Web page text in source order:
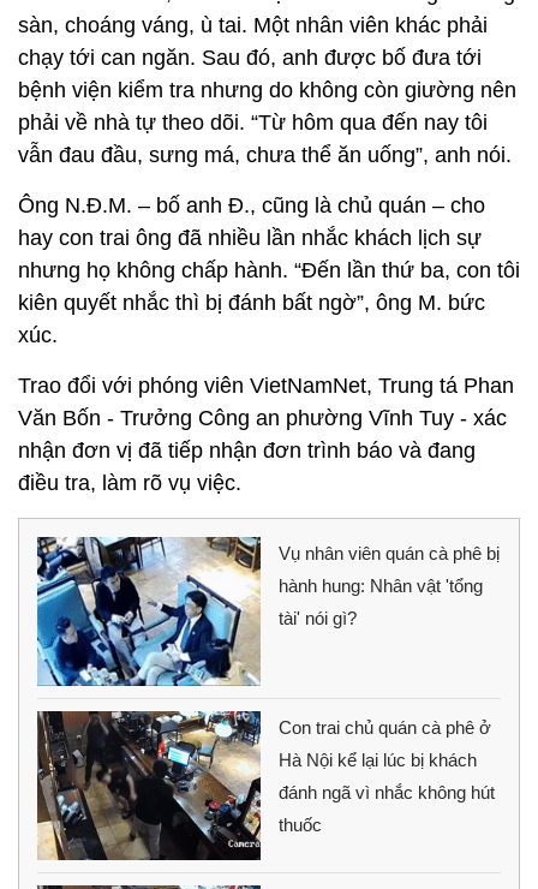
sàn, choáng váng, ù tai. Một nhân viên khác phải
chạy tới can ngăn. Sau đó, anh được bố đưa tới
bệnh viện kiểm tra nhưng do không còn giường nên
phải về nhà tự theo dõi. “Từ hôm qua đến nay tôi
vẫn đau đầu, sưng má, chưa thể ăn uống”, anh nói.
Ông N.Đ.M. – bố anh Đ., cũng là chủ quán – cho
hay con trai ông đã nhiều lần nhắc khách lịch sự
nhưng họ không chấp hành. “Đến lần thứ ba, con tôi
kiên quyết nhắc thì bị đánh bất ngờ”, ông M. bức
xúc.
Trao đổi với phóng viên VietNamNet, Trung tá Phan
Văn Bốn - Trưởng Công an phường Vĩnh Tuy - xác
nhận đơn vị đã tiếp nhận đơn trình báo và đang
điều tra, làm rõ vụ việc.
Vụ nhân viên quán cà phê bị
hành hung: Nhân vật 'tổng
tài' nói gì?
Con trai chủ quán cà phê ở
Hà Nội kể lại lúc bị khách
đánh ngã vì nhắc không hút
thuốc